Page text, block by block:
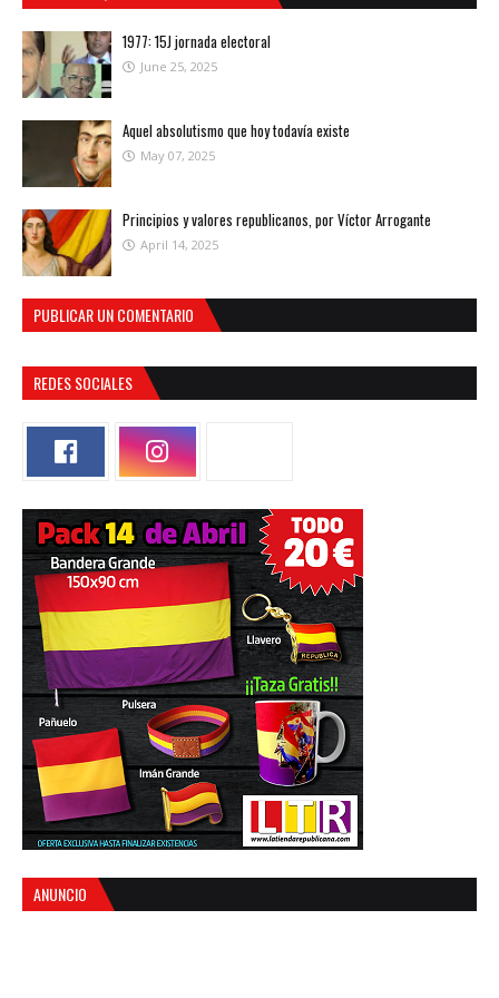
1977: 15J jornada electoral
June 25, 2025
Aquel absolutismo que hoy todavía existe
May 07, 2025
Principios y valores republicanos, por Víctor Arrogante
April 14, 2025
PUBLICAR UN COMENTARIO
REDES SOCIALES
ANUNCIO